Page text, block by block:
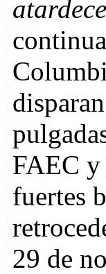
FAEC y
fuertes
29 de